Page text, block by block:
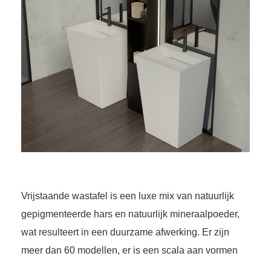
Vrijstaande wastafel is een luxe mix van natuurlijk
gepigmenteerde hars en natuurlijk mineraalpoeder,
wat resulteert in een duurzame afwerking. Er zijn
meer dan 60 modellen, er is een scala aan vormen